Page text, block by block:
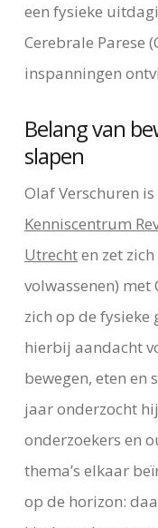
een fysieke
Cerebrale Parese
inspanningen
Belang van
slapen
Olaf Verschuren
Kenniscentrum
Utrechten zet
volwassenen) met
zich op de fysieke
hierbij aandacht
bewegen, eten en
jaar onderzocht
onderzoekers en
thema’s elkaar
op de horizon: